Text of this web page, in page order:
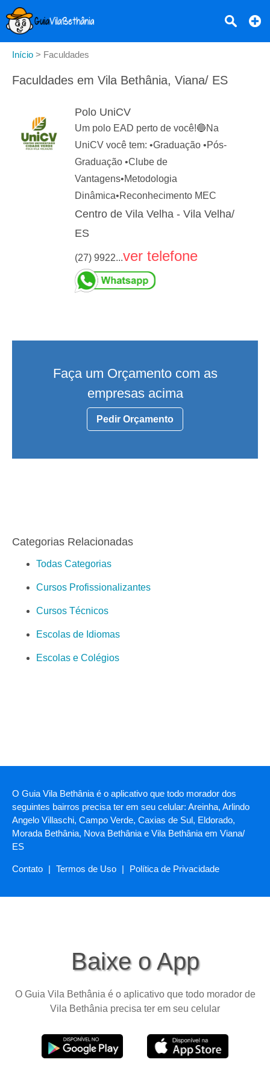
Início > Faculdades
Faculdades em Vila Bethânia, Viana/ ES
Polo UniCV
Um polo EAD perto de você!🔵Na
UniCV você tem: •Graduação •Pós-
Graduação •Clube de
Vantagens•Metodologia
Dinâmica•Reconhecimento MEC
Centro de Vila Velha - Vila Velha/
ES
(27) 9922...ver telefone
Faça um Orçamento com as
empresas acima
Pedir Orçamento
Categorias Relacionadas
Todas Categorias
Cursos Profissionalizantes
Cursos Técnicos
Escolas de Idiomas
Escolas e Colégios
O Guia Vila Bethânia é o aplicativo que todo morador dos
seguintes bairros precisa ter em seu celular: Areinha, Arlindo
Angelo Villaschi, Campo Verde, Caxias de Sul, Eldorado,
Morada Bethânia, Nova Bethânia e Vila Bethânia em Viana/
ES
Contato | Termos de Uso | Política de Privacidade
Baixe o App
O Guia Vila Bethânia é o aplicativo que todo morador de
Vila Bethânia precisa ter em seu celular